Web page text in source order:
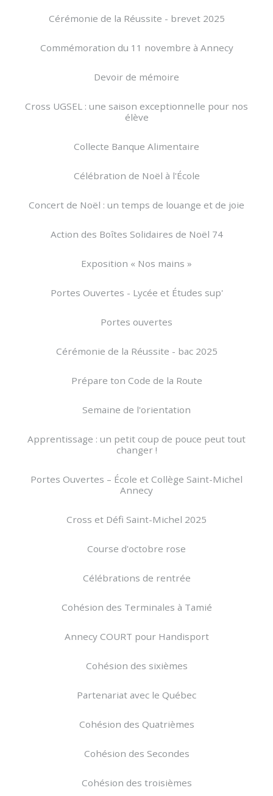
Cérémonie de la Réussite - brevet 2025
Commémoration du 11 novembre à Annecy
Devoir de mémoire
Cross UGSEL : une saison exceptionnelle pour nos
élève
Collecte Banque Alimentaire
Célébration de Noël à l'École
Concert de Noël : un temps de louange et de joie
Action des Boîtes Solidaires de Noël 74
Exposition « Nos mains »
Portes Ouvertes - Lycée et Études sup'
Portes ouvertes
Cérémonie de la Réussite - bac 2025
Prépare ton Code de la Route
Semaine de l'orientation
Apprentissage : un petit coup de pouce peut tout
changer !
Portes Ouvertes – École et Collège Saint-Michel
Annecy
Cross et Défi Saint-Michel 2025
Course d'octobre rose
Célébrations de rentrée
Cohésion des Terminales à Tamié
Annecy COURT pour Handisport
Cohésion des sixièmes
Partenariat avec le Québec
Cohésion des Quatrièmes
Cohésion des Secondes
Cohésion des troisièmes